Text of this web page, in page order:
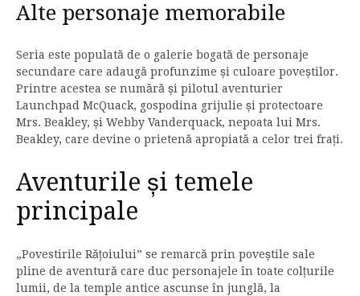
Alte personaje memorabile
Seria este populată de o galerie bogată de personaje
secundare care adaugă profunzime și culoare poveștilor.
Printre acestea se numără și pilotul aventurier
Launchpad McQuack, gospodina grijulie și protectoare
Mrs. Beakley, și Webby Vanderquack, nepoata lui Mrs.
Beakley, care devine o prietenă apropiată a celor trei frați.
Aventurile și temele
principale
„Povestirile Rățoiului” se remarcă prin poveștile sale
pline de aventură care duc personajele în toate colțurile
lumii, de la temple antice ascunse în junglă, la